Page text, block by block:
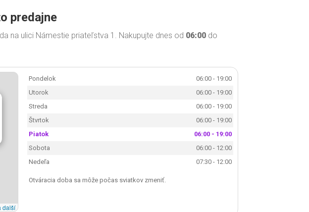
predajne
na ulici Námestie priateľstva 1. Nakupujte dnes od 06:00 do
další
Pondelok
06:00 - 19:00
Utorok
06:00 - 19:00
Streda
06:00 - 19:00
Štvrtok
06:00 - 19:00
Piatok
06:00 - 19:00
Sobota
06:00 - 12:00
Nedeľa
07:30 - 12:00
Otváracia doba sa môže počas sviatkov zmeniť.